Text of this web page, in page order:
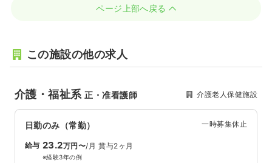
ページ上部へ戻る
この施設の他の求人
介護・福祉系正・准看護師 介護老人保健施設
日勤のみ（常勤） 一時募集休止
給与 23.2万円〜/月 賞与2ヶ月
※経験3年の例